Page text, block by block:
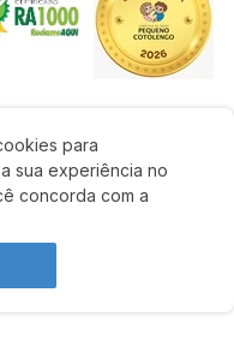
para
sua experiência no
concorda com a